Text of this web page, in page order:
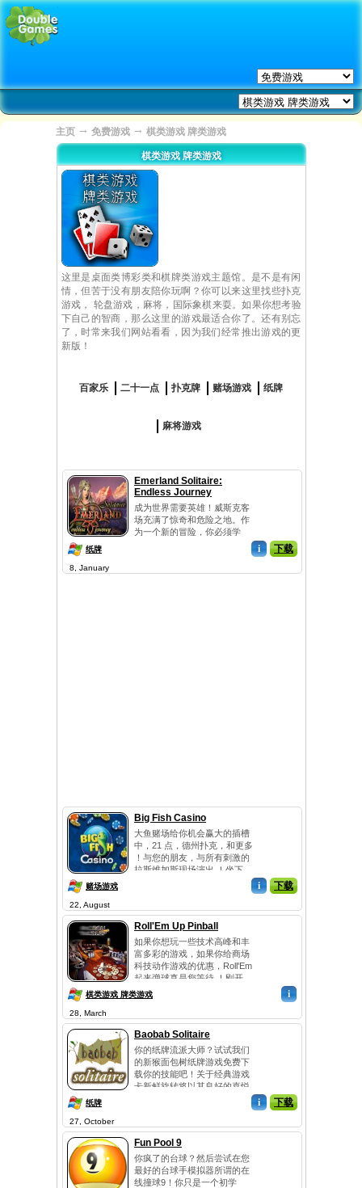
主页 → 免费游戏 → 棋类游戏 牌类游戏
棋类游戏 牌类游戏
这里是桌面类博彩类和棋牌类游戏主题馆。是不是有闲
情，但苦于没有朋友陪你玩啊？你可以来这里找些扑克
游戏， 轮盘游戏，麻将，国际象棋来耍。如果你想考验
下自己的智商，那么这里的游戏最适合你了。还有别忘
了，时常来我们网站看看，因为我们经常推出游戏的更
新版！
百家乐 二十一点 扑克牌 赌场游戏 纸牌
麻将游戏
Emerland Solitaire:
Endless Journey
成为世界需要英雄！威斯克客
场充满了惊奇和危险之地。作
为一个新的冒险，你必须学
纸牌 i 下载
8, January
Big Fish Casino
大鱼赌场给你机会赢大的插槽
中，21 点，德州扑克，和更多
！与您的朋友，与所有刺激的
拉斯维加斯现场演出 ！坐下
赌场游戏 i 下载
22, August
Roll'Em Up Pinball
如果你想玩一些技术高峰和丰
富多彩的游戏，如果你给商场
科技动作游戏的优惠，Roll'Em
起来弹球真是您等待 ！刚开
始...
棋类游戏 牌类游戏 i
28, March
Baobab Solitaire
你的纸牌流派大师？试试我们
的新猴面包树纸牌游戏免费下
载你的技能吧！关于经典游戏
卡新鲜旋转将以其良好的喜悦
纸牌 i 下载
27, October
Fun Pool 9
你疯了的台球？然后尝试在您
最好的台球手模拟器所谓的在
线撞球9！你只是一个初学